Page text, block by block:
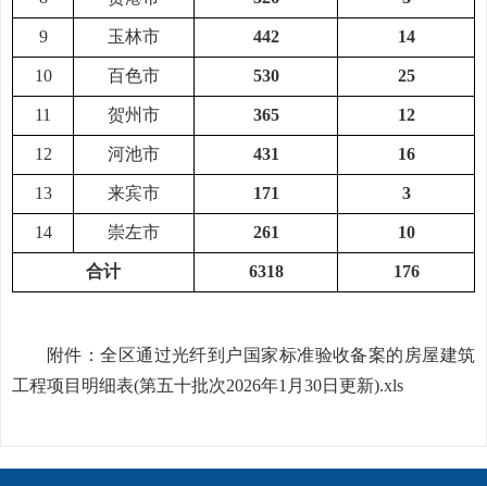
9 玉林市 442 14
10 百色市 530 25
11 贺州市 365 12
12 河池市 431 16
13 来宾市 171 3
14 崇左市 261 10
合计 6318 176
附件：全区通过光纤到户国家标准验收备案的房屋建筑
工程项目明细表(第五十批次2026年1月30日更新).xls